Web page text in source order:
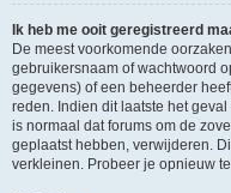
Ik heb me ooit geregistreerd
De meest voorkomende
gebruikersnaam of wachtwoord
gegevens) of een beheerder
reden. Indien dit laatste het
is normaal dat forums om de
geplaatst hebben, verwijderen.
verkleinen. Probeer je opnieuw